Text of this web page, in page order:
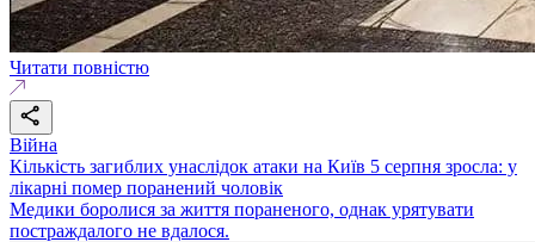
Читати повністю
Війна
Кількість загиблих унаслідок атаки на Київ 5 серпня зросла: у
лікарні помер поранений чоловік
Медики боролися за життя пораненого, однак урятувати
постраждалого не вдалося.